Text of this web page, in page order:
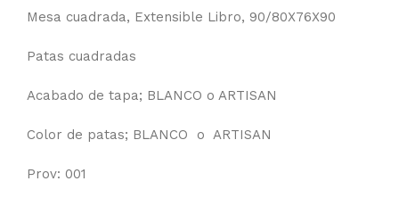
Mesa cuadrada, Extensible Libro, 90/80X76X90
Patas cuadradas
Acabado de tapa; BLANCO o ARTISAN
Color de patas; BLANCO o ARTISAN
Prov: 001